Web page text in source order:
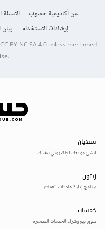
عن أكاديمية حسوب الأسئلة
إرشادات الاستخدام
CC BY-NC-SA 4.0unless mentioned